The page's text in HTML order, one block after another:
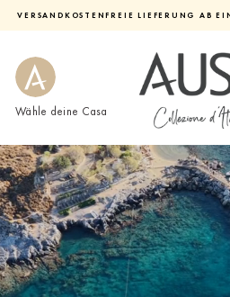
VERSANDKOSTENFREIE LIEFERUNG AB
Wähle deine Casa